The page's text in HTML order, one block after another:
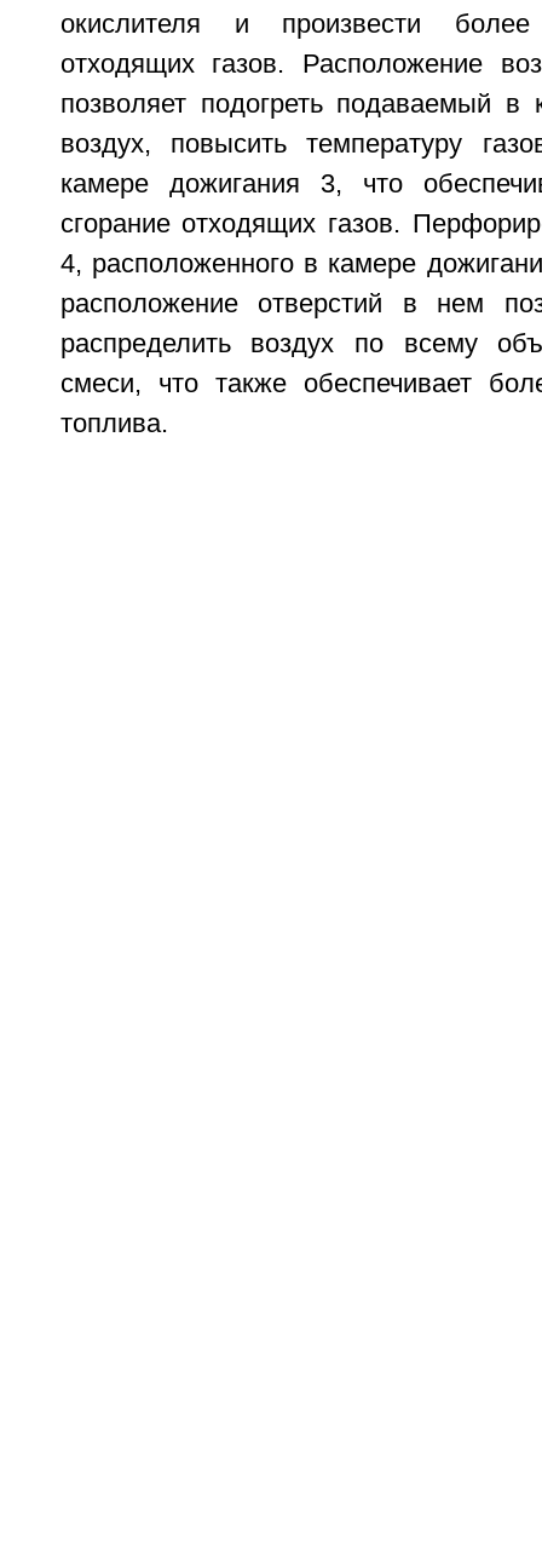
окислителя и произвести
отходящих газов. Расположение
позволяет подогреть подаваемый в
воздух, повысить температуру
камере дожигания 3, что
сгорание отходящих газов.
4, расположенного в камере
расположение отверстий в нем
распределить воздух по всему
смеси, что также обеспечивает
топлива.